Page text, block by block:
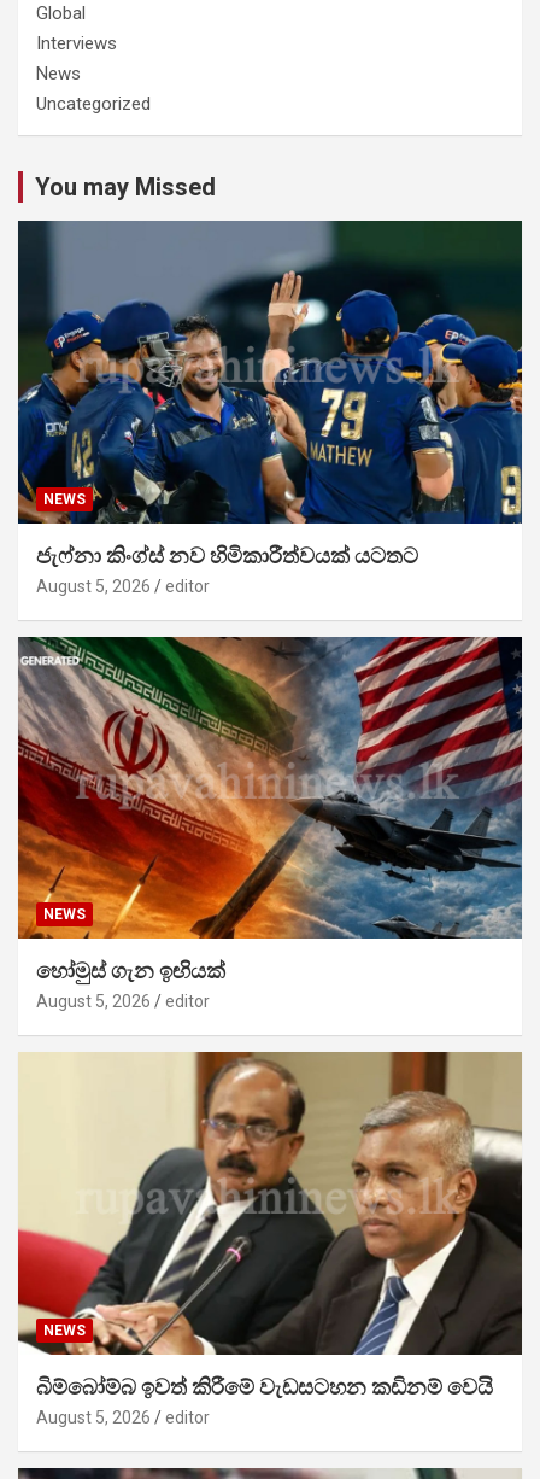
Global
Interviews
News
Uncategorized
You may Missed
NEWS
ජැෆ්නා කිංග්ස් නව හිමිකාරීත්වයක් යටතට
August 5, 2026 editor
NEWS
හෝමුස් ගැන ඉඟියක්
August 5, 2026 editor
NEWS
බිම්බෝම්බ ඉවත් කිරීමේ වැඩසටහන කඩිනම් වෙයි
August 5, 2026 editor